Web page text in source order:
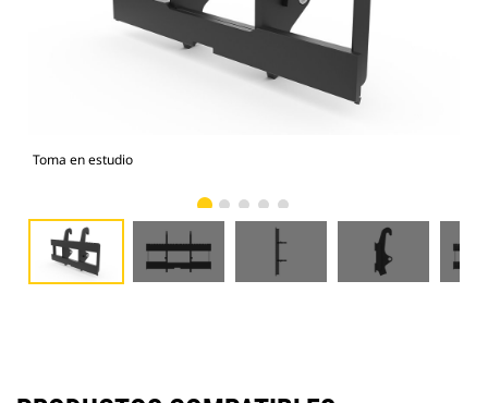
Toma en estudio